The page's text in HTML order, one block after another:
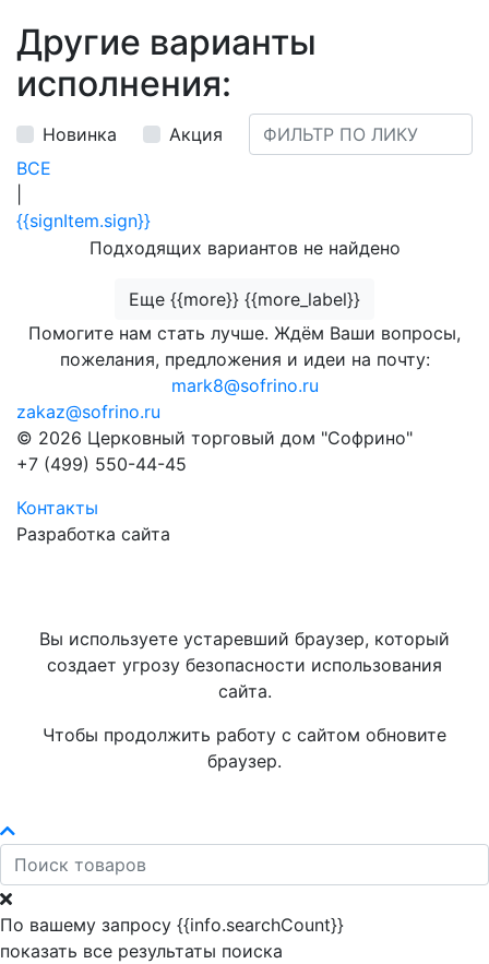
Другие варианты
исполнения:
Новинка
Акция
ВСЕ
{{signItem.sign}}
Подходящих вариантов не найдено
Еще {{more}} {{more_label}}
Помогите нам стать лучше. Ждём Ваши вопросы,
пожелания, предложения и идеи на почту:
mark8@sofrino.ru
zakaz@sofrino.ru
© 2026 Церковный торговый дом "Софрино"
+7 (499) 550-44-45
Контакты
Разработка сайта
Вы используете устаревший браузер, который
создает угрозу безопасности использования
сайта.
Чтобы продолжить работу с сайтом обновите
браузер.
По вашему запросу {{info.searchCount}}
показать все результаты поиска